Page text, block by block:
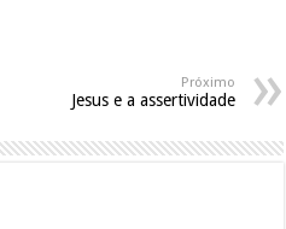
Próximo
Jesus e a assertividade